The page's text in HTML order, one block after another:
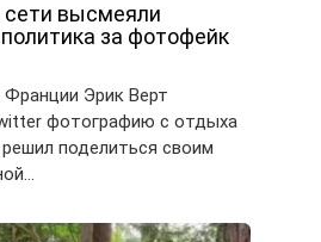
сети высмеяли
за фотофейк
Франции Эрик Верт
фотографию с отдыха
поделиться своим